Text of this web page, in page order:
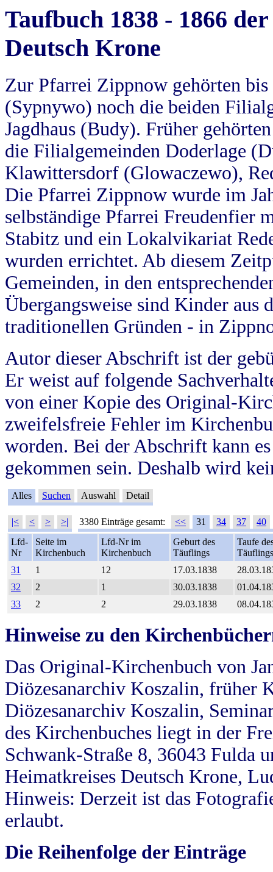
Taufbuch 1838 - 1866
Deutsch Krone
Zur Pfarrei Zippnow gehörten
(Sypnywo) noch die beiden
Jagdhaus (Budy). Früher
die Filialgemeinden Doderlage
Klawittersdorf (Glowaczewo),
Die Pfarrei Zippnow wurde im
selbständige Pfarrei Freudenfier
Stabitz und ein Lokalvikariat
wurden errichtet. Ab diesem
Gemeinden, in den
Übergangsweise sind Kinder aus
traditionellen Gründen - in
Autor dieser Abschrift ist der
Er weist auf folgende
von einer Kopie des Original-
zweifelsfreie Fehler im
worden. Bei der Abschrift kann
gekommen sein. Deshalb wird
Alles Suchen Auswahl Detail
|< < > >| 3380 Einträge gesamt: << 31 34 37
40
Lfd-
Nr
Seite im
Kirchenbuch
Lfd-Nr im
Kirchenbuch
Geburt des
Täuflings
Taufe
Täuflings
31
1 12 17.03.1838
32
2 1 30.03.1838
33
2 2 29.03.1838
Hinweise zu den
Das Original-Kirchenbuch von
Diözesanarchiv Koszalin, früher
Diözesanarchiv Koszalin,
des Kirchenbuches liegt in der
Schwank-Straße 8, 36043 Fulda
Heimatkreises Deutsch Krone,
Hinweis: Derzeit ist das
erlaubt.
Die Reihenfolge der Einträge